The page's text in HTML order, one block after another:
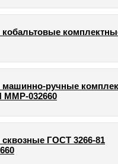
кобальтовые
машинно-ручные
032660
сквозные ГОСТ 3266-81